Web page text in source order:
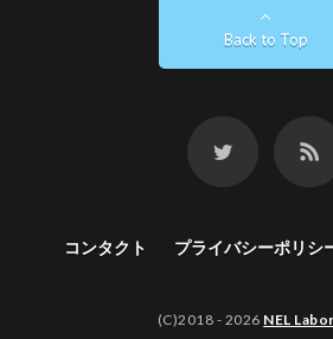
Back to Top
コンタクト プライバシーポリシ
(C)2018 - 2026 NEL